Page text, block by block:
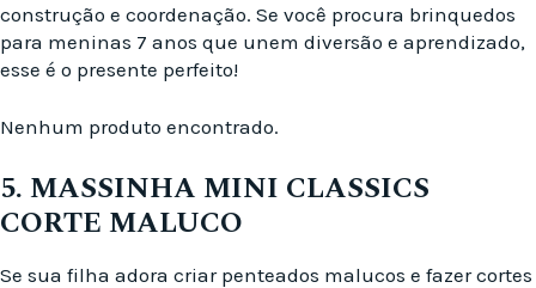
construção e coordenação. Se você procura brinquedos
para meninas 7 anos que unem diversão e aprendizado,
esse é o presente perfeito!
Nenhum produto encontrado.
5. MASSINHA MINI CLASSICS
CORTE MALUCO
Se sua filha adora criar penteados malucos e fazer cortes